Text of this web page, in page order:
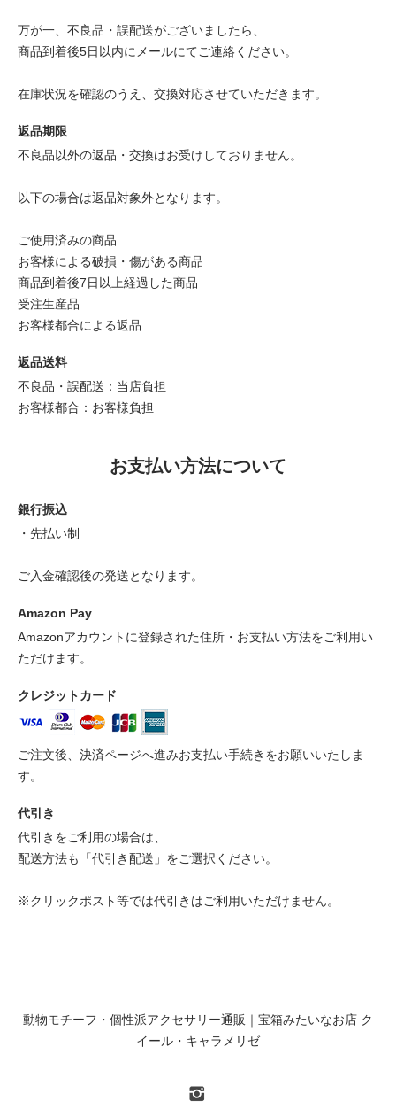
万が一、不良品・誤配送がございましたら、
商品到着後5日以内にメールにてご連絡ください。
在庫状況を確認のうえ、交換対応させていただきます。
返品期限
不良品以外の返品・交換はお受けしておりません。
以下の場合は返品対象外となります。
ご使用済みの商品
お客様による破損・傷がある商品
商品到着後7日以上経過した商品
受注生産品
お客様都合による返品
返品送料
不良品・誤配送：当店負担
お客様都合：お客様負担
お支払い方法について
銀行振込
・先払い制
ご入金確認後の発送となります。
Amazon Pay
Amazonアカウントに登録された住所・お支払い方法をご利用い
ただけます。
クレジットカード
ご注文後、決済ページへ進みお支払い手続きをお願いいたしま
す。
代引き
代引きをご利用の場合は、
配送方法も「代引き配送」をご選択ください。
※クリックポスト等では代引きはご利用いただけません。
動物モチーフ・個性派アクセサリー通販｜宝箱みたいなお店 ク
イール・キャラメリゼ